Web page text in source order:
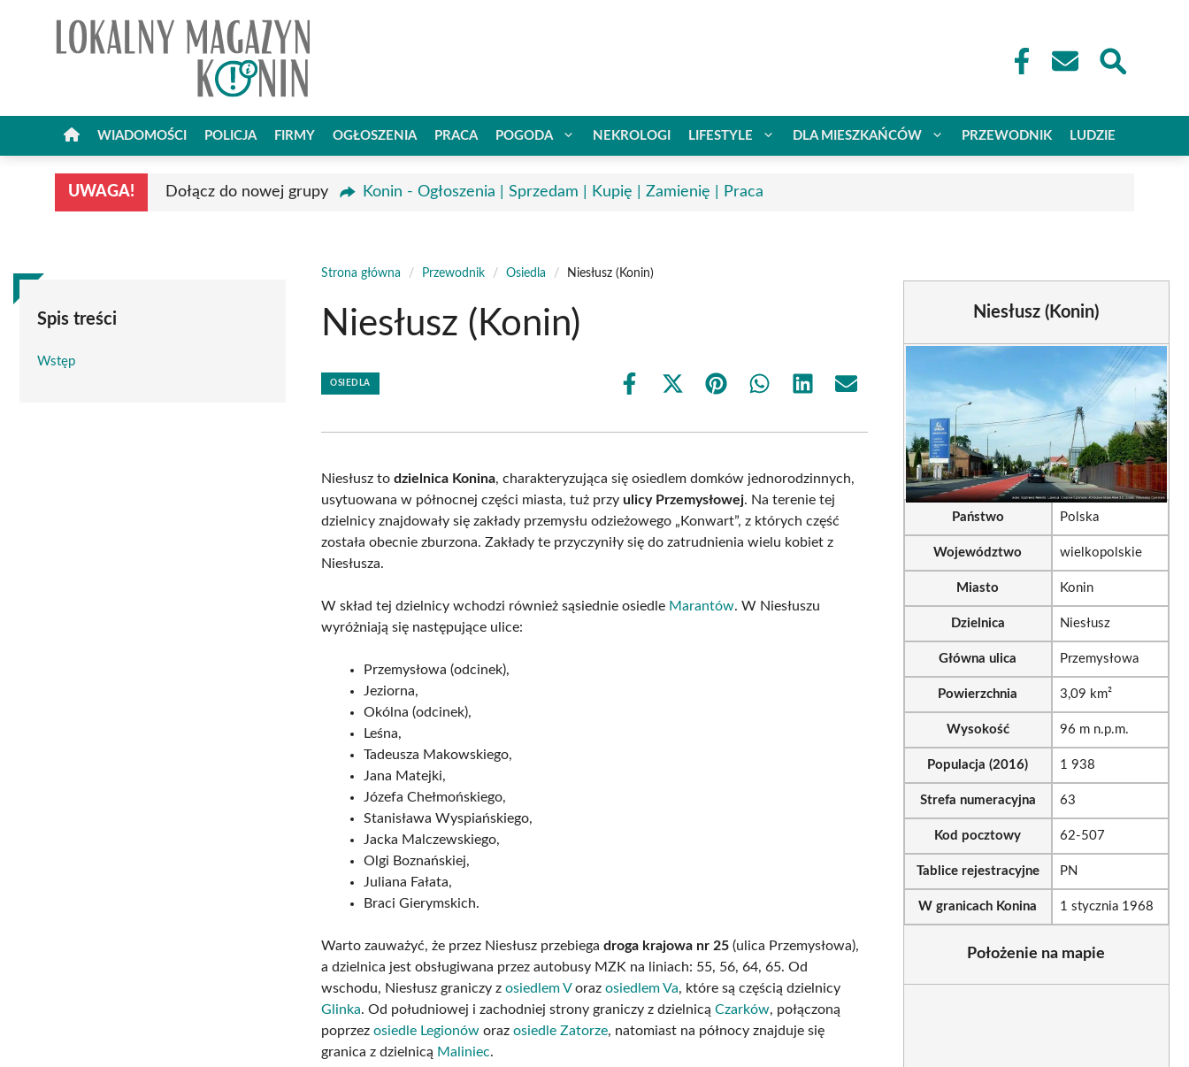
WIADOMOŚCI POLICJA FIRMY OGŁOSZENIA PRACA POGODA NEKROLOGI LIFESTYLE DLA MIESZKAŃCÓW PRZEWODNIK LUDZIE
UWAGA! Dołącz do nowej grupy Konin - Ogłoszenia | Sprzedam | Kupię | Zamienię | Praca
Spis treści
Wstęp
Strona główna / Przewodnik / Osiedla / Niesłusz (Konin)
Niesłusz (Konin)
OSIEDLA
Share
Share
(Twitter)
Share Share Share Share
Niesłusz todzielnica Konina, charakteryzująca się osiedlem domków jednorodzinnych,
usytuowana w północnej części miasta, tuż przyulicy Przemysłowej. Na terenie tej
dzielnicy znajdowały się zakłady przemysłu odzieżowego „Konwart”, z których część
została obecnie zburzona. Zakłady te przyczyniły się do zatrudnienia wielu kobiet z
Niesłusza.
W skład tej dzielnicy wchodzi również sąsiednie osiedle Marantów. W Niesłuszu
wyróżniają się następujące ulice:
Przemysłowa (odcinek),
Jeziorna,
Okólna (odcinek),
Leśna,
Tadeusza Makowskiego,
Jana Matejki,
Józefa Chełmońskiego,
Stanisława Wyspiańskiego,
Jacka Malczewskiego,
Olgi Boznańskiej,
Juliana Fałata,
Braci Gierymskich.
Warto zauważyć, że przez Niesłusz przebiegadroga krajowa nr 25 (ulica Przemysłowa),
a dzielnica jest obsługiwana przez autobusy MZK na liniach: 55, 56, 64, 65. Od
wschodu, Niesłusz graniczy zosiedlem Vorazosiedlem Va, które są częścią dzielnicy
Glinka. Od południowej i zachodniej strony graniczy z dzielnicąCzarków, połączoną
poprzezosiedle Legionów orazosiedle Zatorze, natomiast na północy znajduje się
granica z dzielnicą Maliniec.
Niesłusz (Konin)
Państwo Polska
Województwo wielkopolskie
Miasto Konin
Dzielnica Niesłusz
Główna ulica Przemysłowa
Powierzchnia 3,09 km²
Wysokość 96 m n.p.m.
Populacja (2016) 1 938
Strefa numeracyjna 63
Kod pocztowy 62-507
Tablice rejestracyjne PN
W granicach Konina 1 stycznia 1968
Położenie na mapie